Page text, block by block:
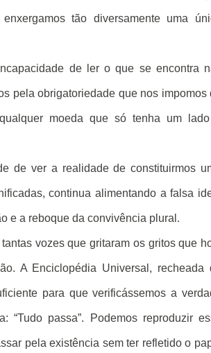
tão diversamente uma
de ler o que se encontra
pela obrigatoriedade que nos impomos
moeda que só tenha um
de ver a realidade de constituirmos
continua alimentando a falsa
e a reboque da convivência plural.
vozes que gritaram os gritos que
A Enciclopédia Universal, recheada
para que verificássemos a
“Tudo passa”. Podemos reproduzir
pela existência sem ter refletido o